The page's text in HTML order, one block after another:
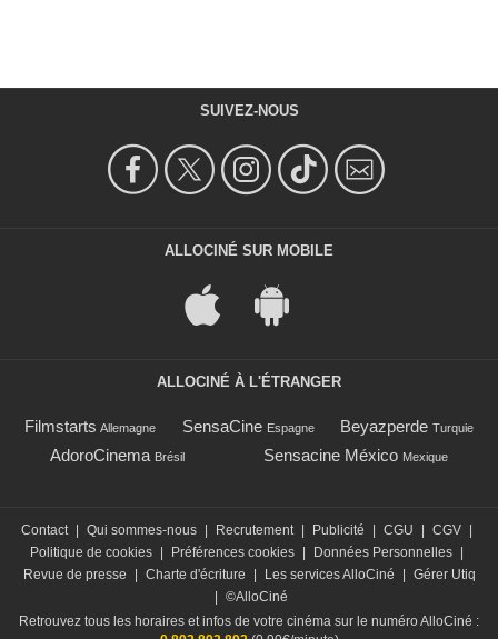
SUIVEZ-NOUS
ALLOCINÉ SUR MOBILE
ALLOCINÉ À L'ÉTRANGER
Filmstarts Allemagne SensaCine Espagne Beyazperde Turquie
AdoroCinema Brésil Sensacine México Mexique
Contact Qui sommes-nous Recrutement Publicité CGU CGV
Politique de cookies
Préférences cookies Données Personnelles
Revue de presse
Charte d'écriture Les services AlloCiné
Gérer Utiq
©AlloCiné
Retrouvez tous les horaires et infos de votre cinéma sur le numéro AlloCiné :